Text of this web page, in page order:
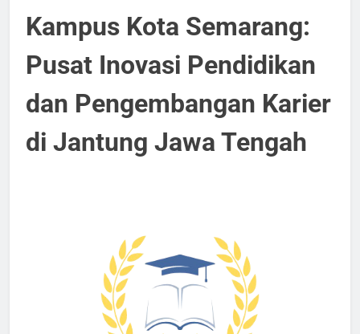
Kampus Kota Semarang:
Pusat Inovasi Pendidikan
dan Pengembangan Karier
di Jantung Jawa Tengah